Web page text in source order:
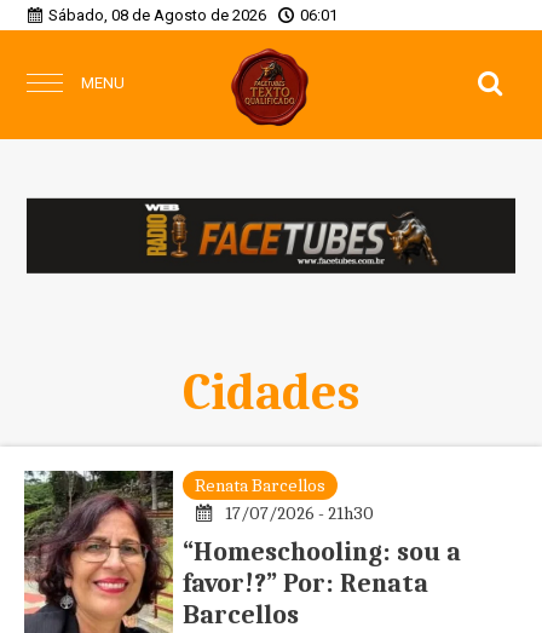
Sábado, 08 de Agosto de 2026 06:01
MENU
Cidades
Renata Barcellos
17/07/2026 - 21h30
“Homeschooling: sou a
favor!?” Por: Renata
Barcellos